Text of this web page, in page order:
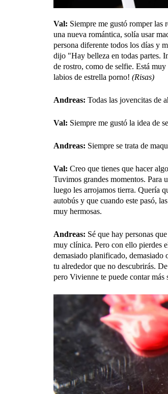
Val: Siempre me gustó romper las
una nueva romántica, solía usar
persona diferente todos los días y
dijo "Hay belleza en todas partes.
de rostro, como de selfie. Está
labios de estrella porno!(Risas)
Andreas: Todas las jovencitas de
Val: Siempre me gustó la idea de
Andreas: Siempre se trata de
Val: Creo que tienes que hacer
Tuvimos grandes momentos. Para
luego les arrojamos tierra. Quería
autobús y que cuando este pasó,
muy hermosas.
Andreas: Sé que hay personas
muy clínica. Pero con ello pierdes
demasiado planificado, demasiado
tu alrededor que no descubrirás.
pero Vivienne te puede contar más